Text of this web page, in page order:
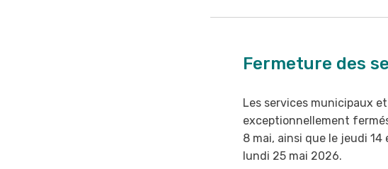
services
mairie
Fermeture des
Les services municipaux
exceptionnellement
8 mai, ainsi que le jeudi
lundi 25 mai 2026.